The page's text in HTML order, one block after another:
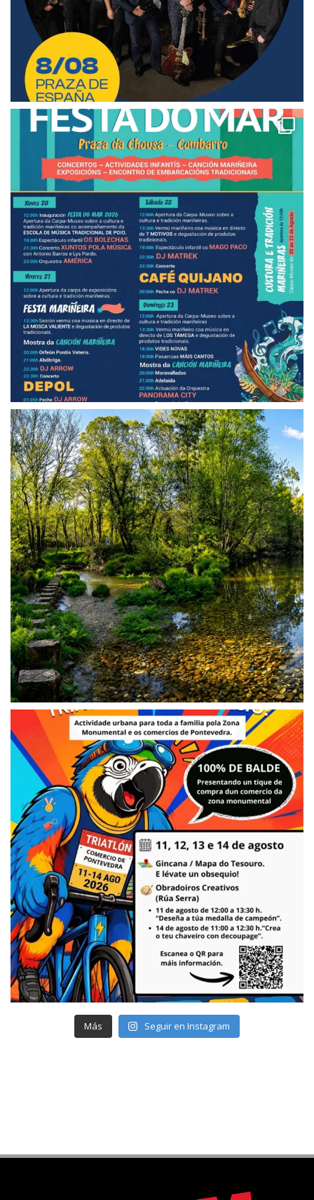
Más Seguir en Instagram